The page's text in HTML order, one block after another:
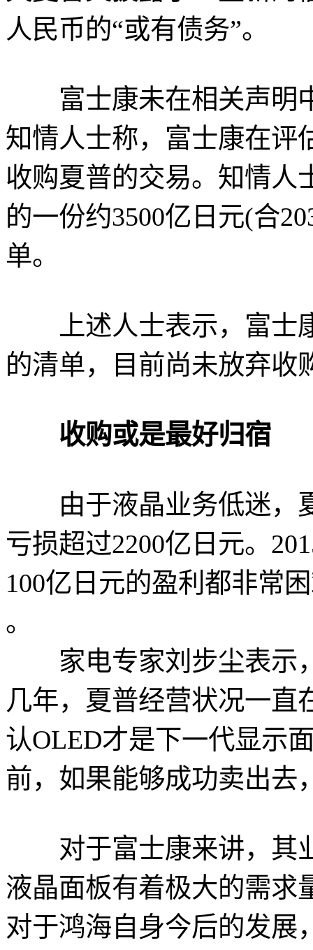
人民币的“或有债务”。
富士康未在相关声明
知情人士称，富士康在评
收购夏普的交易。知情人
的一份约3500亿日元(合
单。
上述人士表示，富士康
的清单，目前尚未放弃收
收购或是最好归宿
由于液晶业务低迷，夏
亏损超过2200亿日元。
100亿日元的盈利都非常
。
家电专家刘步尘表示
几年，夏普经营状况一直
认OLED才是下一代显示
前，如果能够成功卖出去
对于富士康来讲，其
液晶面板有着极大的需求
对于鸿海自身今后的发展